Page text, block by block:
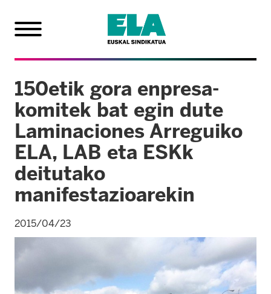
150etik gora enpresa-
komitek bat egin dute
Laminaciones Arreguiko
ELA, LAB eta ESKk
deitutako
manifestazioarekin
2015/04/23